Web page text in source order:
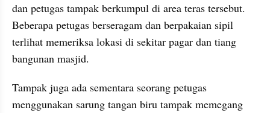
dan petugas tampak berkumpul di area teras tersebut.
Beberapa petugas berseragam dan berpakaian sipil
terlihat memeriksa lokasi di sekitar pagar dan tiang
bangunan masjid.
Tampak juga ada sementara seorang petugas
menggunakan sarung tangan biru tampak memegang